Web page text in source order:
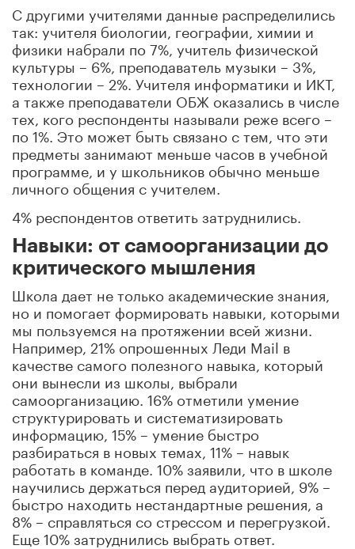
С другими учителями данные распределились
так: учителя биологии, географии, химии и
физики набрали по 7%, учитель физической
культуры – 6%, преподаватель музыки – 3%,
технологии – 2%. Учителя информатики и ИКТ,
а также преподаватели ОБЖ оказались в числе
тех, кого респонденты называли реже всего –
по 1%. Это может быть связано с тем, что эти
предметы занимают меньше часов в учебной
программе, и у школьников обычно меньше
личного общения с учителем.
4% респондентов ответить затруднились.
Навыки: от самоорганизации до
критического мышления
Школа дает не только академические знания,
но и помогает формировать навыки, которыми
мы пользуемся на протяжении всей жизни.
Например, 21% опрошенных Леди Mail в
качестве самого полезного навыка, который
они вынесли из школы, выбрали
самоорганизацию. 16% отметили умение
структурировать и систематизировать
информацию, 15% – умение быстро
разбираться в новых темах, 11% – навык
работать в команде. 10% заявили, что в школе
научились держаться перед аудиторией, 9% –
быстро находить нестандартные решения, а
8% – справляться со стрессом и перегрузкой.
Еще 10% затруднились выбрать ответ.